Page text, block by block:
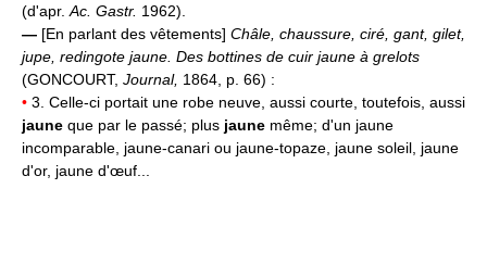
(d'apr. Ac. Gastr. 1962).
— [En parlant des vêtements] Châle, chaussure, ciré, gant, gilet,
jupe, redingote jaune. Des bottines de cuir jaune à grelots
(GONCOURT, Journal, 1864, p. 66) :
• 3. Celle-ci portait une robe neuve, aussi courte, toutefois, aussi
jaune que par le passé; plus jaune même; d'un jaune
incomparable, jaune-canari ou jaune-topaze, jaune soleil, jaune
d'or, jaune d'œuf...